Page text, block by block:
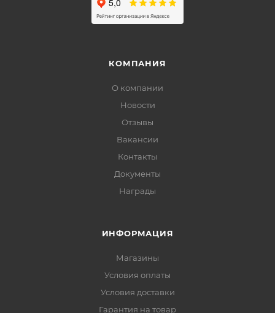
КОМПАНИЯ
О компании
Новости
Отзывы
Вакансии
Контакты
Документы
Награды
ИНФОРМАЦИЯ
Магазины
Условия оплаты
Условия доставки
Гарантия на товар